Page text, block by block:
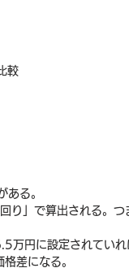
較
る。
」で算出される。つ
万円に設定されてい
差になる。